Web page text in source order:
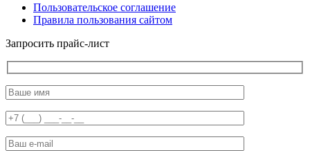
Пользовательское соглашение
Правила пользования сайтом
Запросить прайс-лист